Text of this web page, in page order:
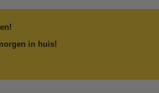
in huis!